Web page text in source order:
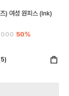
) 여성 원피스 (Ink)
50%